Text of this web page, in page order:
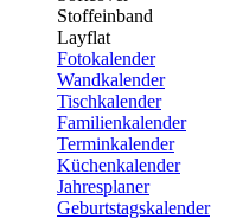
Stoffeinband
Layflat
Fotokalender
Wandkalender
Tischkalender
Familienkalender
Terminkalender
Küchenkalender
Jahresplaner
Geburtstagskalender